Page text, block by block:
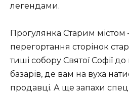
легендами.
Прогулянка Старим
перегортання сторінок
тиші собору Святої Софії
базарів, де вам на вуха
продавці. А ще запахи